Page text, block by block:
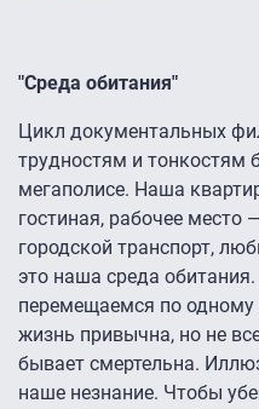
"Среда обитания"
Цикл документальных
трудностям и тонкостям
мегаполисе. Наша
гостиная, рабочее место
городской транспорт,
это наша среда
перемещаемся по
жизнь привычна, но не
бывает смертельна.
наше незнание. Чтобы